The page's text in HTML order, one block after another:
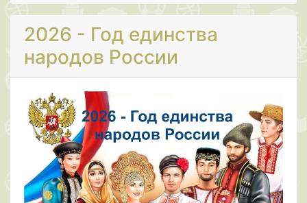
2026 - Год единства
народов России